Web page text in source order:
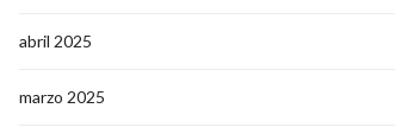
abril 2025
marzo 2025